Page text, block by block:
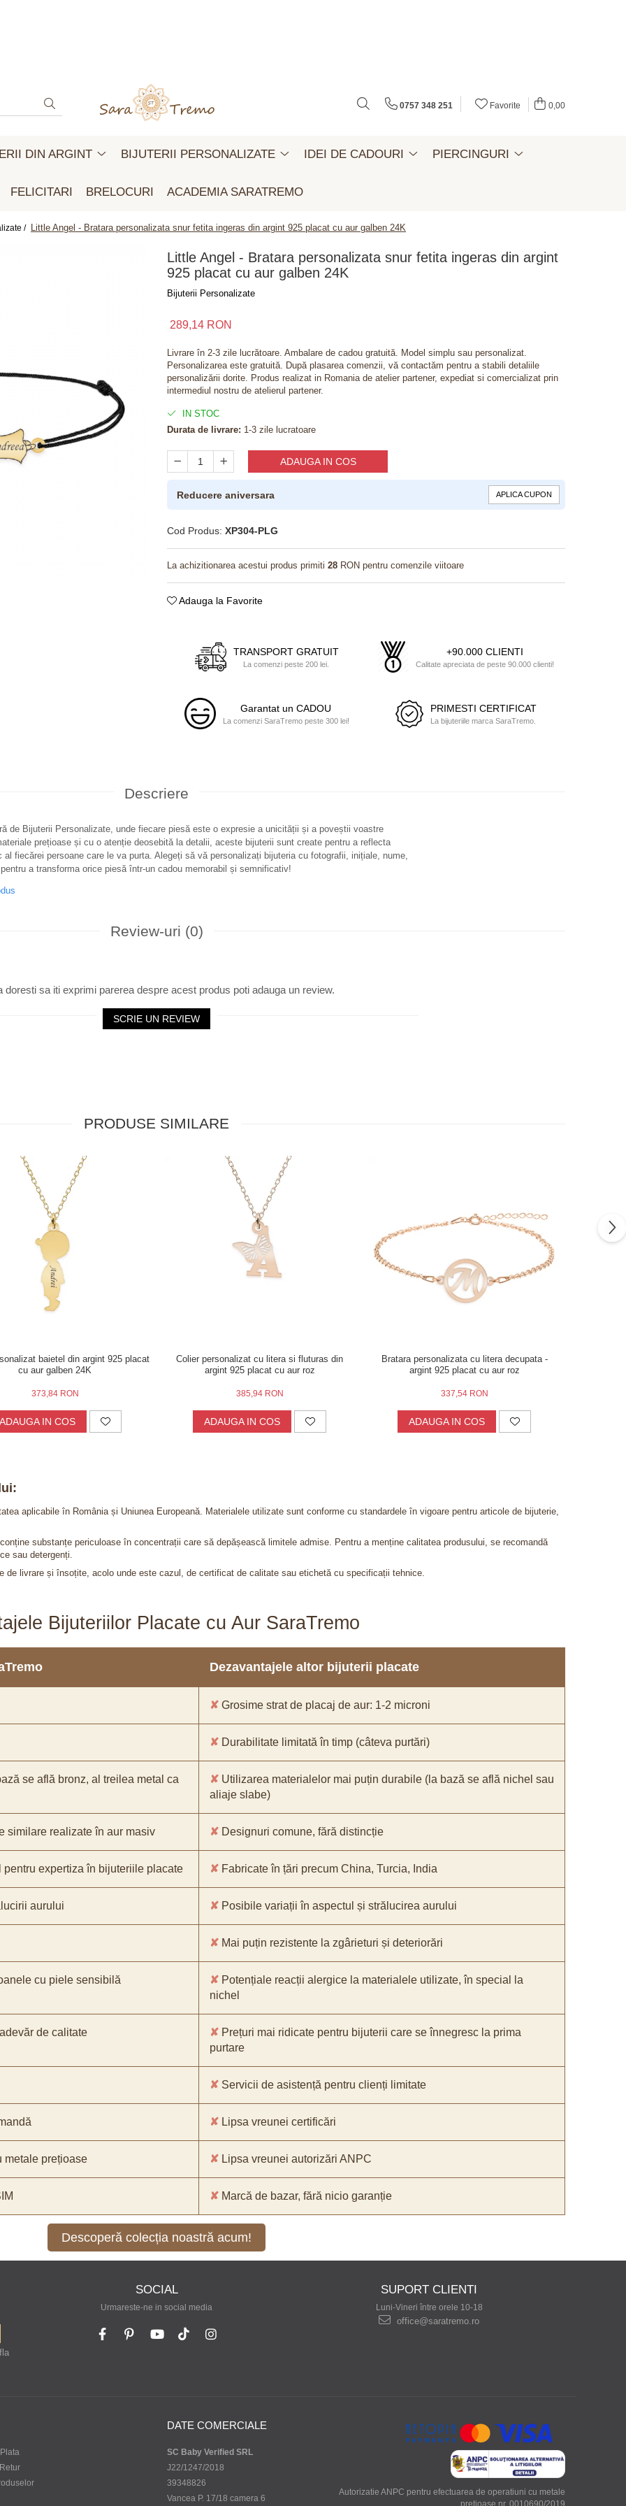
0757 348 251 Favorite 0,00
DIN ARGINT BIJUTERII PERSONALIZATE IDEI DE CADOURI PIERCINGURI
FELICITARI BRELOCURI ACADEMIA SARATREMO
/ Little Angel - Bratara personalizata snur fetita ingeras din argint 925 placat cu aur galben 24K
Little Angel - Bratara personalizata snur fetita ingeras din argint
925 placat cu aur galben 24K
Bijuterii Personalizate
289,14 RON
Livrare în 2-3 zile lucrătoare. Ambalare de cadou gratuită. Model simplu sau personalizat.
Personalizarea este gratuită. După plasarea comenzii, vă contactăm pentru a stabili detaliile
personalizării dorite. Produs realizat in Romania de atelier partener, expediat si comercializat prin
intermediul nostru de atelierul partener.
IN STOC
Durata de livrare: 1-3 zile lucratoare
ADAUGA IN COS
Reducere aniversara APLICA CUPON
Cod Produs: XP304-PLG
La achizitionarea acestui produs primiti 28 RON pentru comenzile viitoare
Adauga la Favorite
TRANSPORT GRATUIT
La comenzi peste 200 lei.
+90.000 CLIENTI
Calitate apreciata de peste 90.000 clienti!
Garantat un CADOU
La comenzi SaraTremo peste 300 lei!
PRIMESTI CERTIFICAT
La bijuteriile marca SaraTremo.
Descriere
de Bijuterii Personalizate, unde fiecare piesă este o expresie a unicității și a poveștii voastre
prețioase și cu o atenție deosebită la detalii, aceste bijuterii sunt create pentru a reflecta
fiecărei persoane care le va purta. Alegeți să vă personalizați bijuteria cu fotografii, inițiale, nume,
a transforma orice piesă într-un cadou memorabil și semnificativ!
Review-uri (0)
doresti sa iti exprimi parerea despre acest produs poti adauga un review.
SCRIE UN REVIEW
PRODUSE SIMILARE
baietel din argint 925 placat
cu aur galben 24K
373,84 RON
ADAUGA IN COS
Colier personalizat cu litera si fluturas din
argint 925 placat cu aur roz
385,94 RON
ADAUGA IN COS
Bratara personalizata cu litera decupata -
argint 925 placat cu aur roz
337,54 RON
ADAUGA IN COS
aplicabile în România și Uniunea Europeană. Materialele utilizate sunt conforme cu standardele în vigoare pentru articole de bijuterie,
substanțe periculoase în concentrații care să depășească limitele admise. Pentru a menține calitatea produsului, se recomandă
sau detergenți.
de livrare și însoțite, acolo unde este cazul, de certificat de calitate sau etichetă cu specificații tehnice.
Bijuteriilor Placate cu Aur SaraTremo
Dezavantajele altor bijuterii placate
✘ Grosime strat de placaj de aur: 1-2 microni
✘ Durabilitate limitată în timp (câteva purtări)
se află bronz, al treilea metal ca ✘ Utilizarea materialelor mai puțin durabile (la bază se află nichel sau
aliaje slabe)
similare realizate în aur masiv ✘ Designuri comune, fără distincție
expertiza în bijuteriile placate ✘ Fabricate în țări precum China, Turcia, India
aurului ✘ Posibile variații în aspectul și strălucirea aurului
✘ Mai puțin rezistente la zgârieturi și deteriorări
cu piele sensibilă ✘ Potențiale reacții alergice la materialele utilizate, în special la
nichel
de calitate ✘ Prețuri mai ridicate pentru bijuterii care se înnegresc la prima
purtare
✘ Servicii de asistență pentru clienți limitate
✘ Lipsa vreunei certificări
metale prețioase ✘ Lipsa vreunei autorizări ANPC
✘ Marcă de bazar, fără nicio garanție
Descoperă colecția noastră acum!
SOCIAL
Urmareste-ne in social media
SUPORT CLIENTI
Luni-Vineri între orele 10-18
office@saratremo.ro
DATE COMERCIALE
SC Baby Verified SRL
J22/1247/2018
39348826
Vancea P. 17/18 camera 6
Autorizatie ANPC pentru efectuarea de operatiuni cu metale
pretioase nr. 0010690/2019